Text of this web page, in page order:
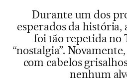
Durante um dos
esperados da história,
foi tão repetida no
“nostalgia”.
com cabelos
nenhum